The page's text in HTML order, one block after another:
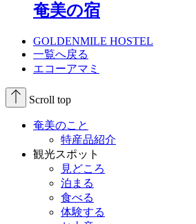
奄美の宿
GOLDENMILE HOSTEL
一覧へ戻る
エコーアマミ
Scroll top
奄美のこと
特産品紹介
観光スポット
見どころ
泊まる
食べる
体験する